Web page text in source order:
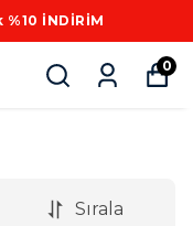
İNDİRİM
0
Sırala